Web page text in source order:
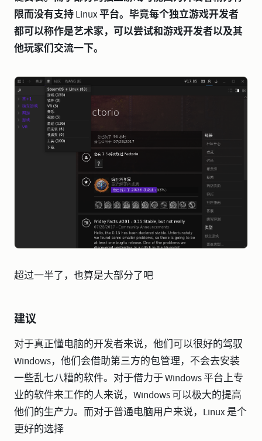
限而没有支持 Linux 平台。毕竟每个独立游戏开发者
都可以称作是艺术家，可以尝试和游戏开发者以及其
他玩家们交流一下。
超过一半了，也算是大部分了吧
建议
对于真正懂电脑的开发者来说，他们可以很好的驾驭
Windows，他们会借助第三方的包管理，不会去安装
一些乱七八糟的软件。对于借力于 Windows 平台上专
业的软件来工作的人来说，Windows 可以极大的提高
他们的生产力。而对于普通电脑用户来说，Linux 是个
更好的选择